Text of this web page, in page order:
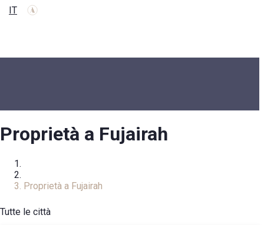
IT
Proprietà a Fujairah
Proprietà a Fujairah
Tutte le città